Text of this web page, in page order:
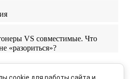
VS совместимые. Что
«разориться»?